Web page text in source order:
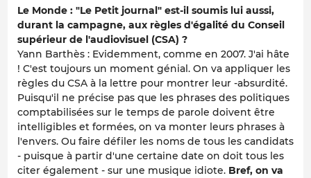
Le Monde : "Le Petit journal" est-il soumis lui aussi,
durant la campagne, aux règles d'égalité du Conseil
supérieur de l'audiovisuel (CSA) ?
Yann Barthès : Evidemment, comme en 2007. J'ai hâte
! C'est toujours un moment génial. On va appliquer les
règles du CSA à la lettre pour montrer leur -absurdité.
Puisqu'il ne précise pas que les phrases des politiques
comptabilisées sur le temps de parole doivent être
intelligibles et formées, on va monter leurs phrases à
l'envers. Ou faire défiler les noms de tous les candidats
- puisque à partir d'une certaine date on doit tous les
citer également - sur une musique idiote. Bref, on va